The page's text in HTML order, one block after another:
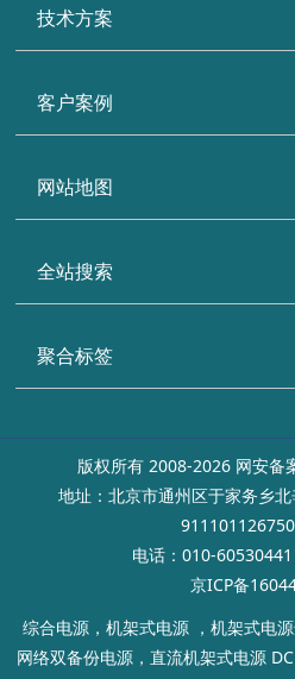
技术方案
客户案例
网站地图
全站搜索
聚合标签
版权所有 2008-2026 网安备
地址：北京市通州区于家务乡
电话：010-
京ICP备
综合电源，机架式电源 ，机架式电
网络双备份电源，直流机架式电源